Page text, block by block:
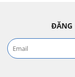
ĐĂNG